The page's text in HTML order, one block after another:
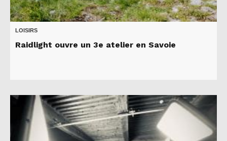
LOISIRS
Raidlight ouvre un 3e atelier en Savoie